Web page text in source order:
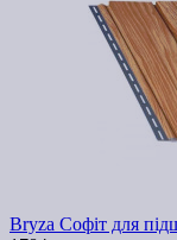
Bryza Софіт для